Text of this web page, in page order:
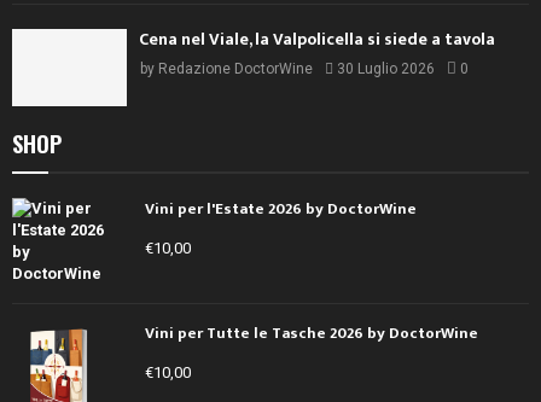
Cena nel Viale, la Valpolicella si siede a tavola
by Redazione DoctorWine 30 Luglio 2026 0
SHOP
Vini per l'Estate 2026 by DoctorWine
€10,00
Vini per Tutte le Tasche 2026 by DoctorWine
€10,00